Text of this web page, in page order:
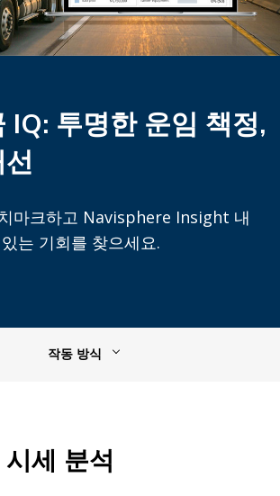
IQ: 투명한 운임 책정,
마크하고 Navisphere Insight 내
는 기회를 찾으세요.
작동 방식
세 분석